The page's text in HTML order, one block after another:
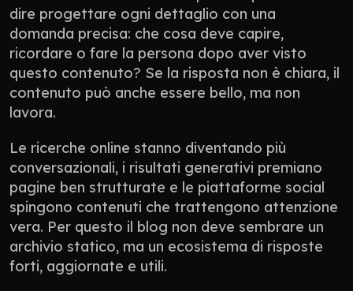
dire progettare ogni dettaglio con una
domanda precisa: che cosa deve capire,
ricordare o fare la persona dopo aver visto
questo contenuto? Se la risposta non è chiara, il
contenuto può anche essere bello, ma non
lavora.
Le ricerche online stanno diventando più
conversazionali, i risultati generativi premiano
pagine ben strutturate e le piattaforme social
spingono contenuti che trattengono attenzione
vera. Per questo il blog non deve sembrare un
archivio statico, ma un ecosistema di risposte
forti, aggiornate e utili.